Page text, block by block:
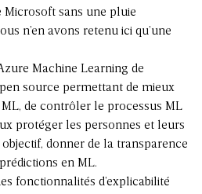
Microsoft sans une pluie
n’en avons retenu ici qu’une
Machine Learning de
source permettant de mieux
de contrôler le processus ML
protéger les personnes et leurs
donner de la transparence
en ML.
fonctionnalités d’explicabilité